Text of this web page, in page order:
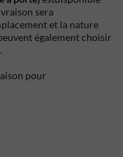
sera
et la nature
également choisir
pour